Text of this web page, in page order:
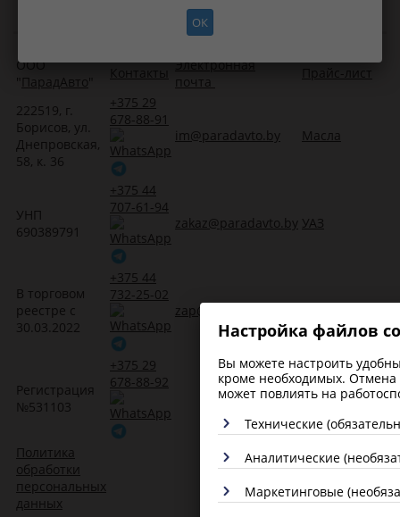
Настройка файлов
Вы можете настроить
кроме необходимых. Отмена
может повлиять на
Технические
Аналитические
Маркетинговые
ООО
" ПарадАвто "
Контакты
Электронная
почта
Прайс-лист
222519, г.
Борисов, ул.
Днепровская,
58, к. 36
+375 29
678-88-91
im@paradavto.by
Масла
УНП
690389791
+375 44
707-61-94
zakaz@paradavto.by УАЗ
В торговом
реестре с
30.03.2022
+375 44
732-25-02
zap@paradavto.by
Регистрация
№531103
+375 29
678-88-92
Политика
обработки
персональных
данных
ОК